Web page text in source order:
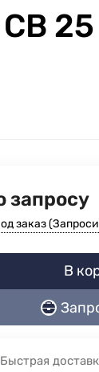
запросу
заказ
В
Быстрая